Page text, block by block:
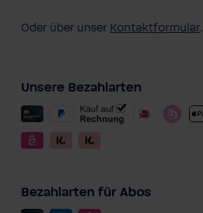
Oder über unser Kontaktformular.
Unsere Bezahlarten
Bezahlarten für Abos